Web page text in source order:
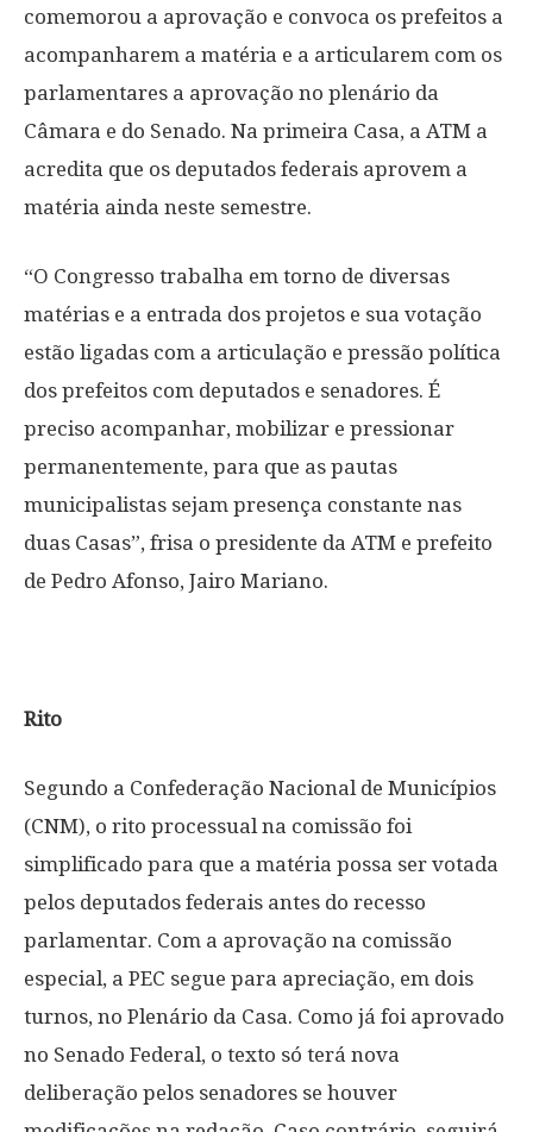
comemorou a aprovação e convoca os prefeitos a
acompanharem a matéria e a articularem com os
parlamentares a aprovação no plenário da
Câmara e do Senado. Na primeira Casa, a ATM a
acredita que os deputados federais aprovem a
matéria ainda neste semestre.
“O Congresso trabalha em torno de diversas
matérias e a entrada dos projetos e sua votação
estão ligadas com a articulação e pressão política
dos prefeitos com deputados e senadores. É
preciso acompanhar, mobilizar e pressionar
permanentemente, para que as pautas
municipalistas sejam presença constante nas
duas Casas”, frisa o presidente da ATM e prefeito
de Pedro Afonso, Jairo Mariano.
Rito
Segundo a Confederação Nacional de Municípios
(CNM), o rito processual na comissão foi
simplificado para que a matéria possa ser votada
pelos deputados federais antes do recesso
parlamentar. Com a aprovação na comissão
especial, a PEC segue para apreciação, em dois
turnos, no Plenário da Casa. Como já foi aprovado
no Senado Federal, o texto só terá nova
deliberação pelos senadores se houver